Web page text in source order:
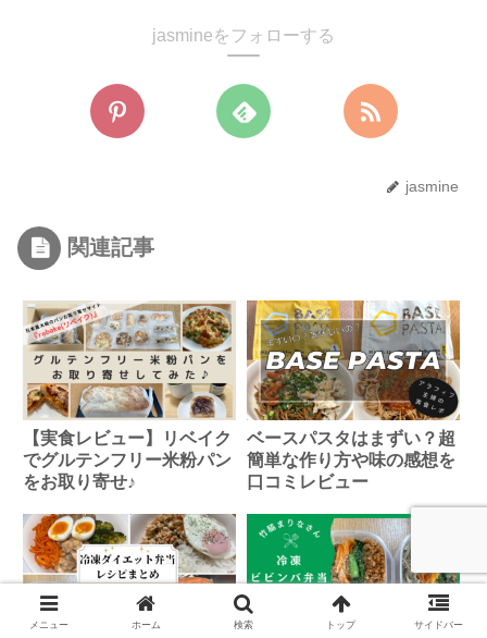
jasmineをフォローする
jasmine
関連記事
【実食レビュー】リベイク
でグルテンフリー米粉パン
をお取り寄せ♪
ベースパスタはまずい？超
簡単な作り方や味の感想を
口コミレビュー
メニュー ホーム 検索 トップ サイドバー